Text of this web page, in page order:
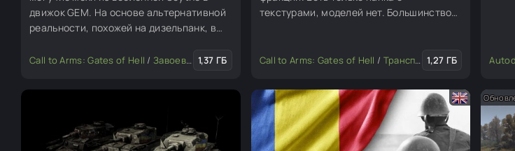
движок GEM. На основе альтернативной
реальности, похожей на дизельпанк, в
гигантские и впечатляющие машины с
развитии в целом. Но, как и ожидалось,
Call to Arms: Gates of Hell /Завоевание (динамическая кампания) /Мультиплеерные моды
1,37 ГБ
текстурами, моделей нет. Большинство
нравится, и использовать это в своих
текстуры из War
Call to Arms: Gates of Hell / Транспорт /Графика и
1,27 ГБ